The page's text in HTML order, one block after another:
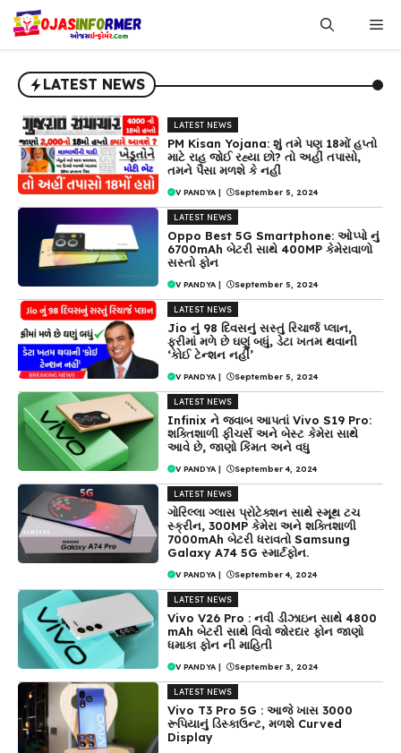
Skip
content
LATEST NEWS
LATEST NEWS
PM Kisan Yojana: શું તમે પણ 18મોં હપ્તો
માટે રાહ જોઈ રહ્યા છો? તો અહીં તપાસો,
તમને પૈસા મળશે કે નહીં
V PANDYA | September 5, 2024
LATEST NEWS
Oppo Best 5G Smartphone: ઓપ્પો નું
6700mAh બેટરી સાથે 400MP કેમેરાવાળો
સસ્તો ફોન
V PANDYA | September 5, 2024
LATEST NEWS
Jio નું 98 દિવસનું સસ્તું રિચાર્જ પ્લાન,
ફ્રીમાં મળે છે ઘણું બધું, ડેટા ખતમ થવાની
‘કોઈ ટેન્શન નહીં’
V PANDYA | September 5, 2024
LATEST NEWS
Infinix ને જવાબ આપતાં Vivo S19 Pro:
શક્તિશાળી ફીચર્સ અને બેસ્ટ કેમેરા સાથે
આવે છે, જાણો કિંમત અને વધુ
V PANDYA | September 4, 2024
LATEST NEWS
ગોરિલ્લા ગ્લાસ પ્રોટેક્શન સાથે સ્મૂથ ટચ
સ્ક્રીન, 300MP કેમેરા અને શક્તિશાળી
7000mAh બેટરી ધરાવતો Samsung
Galaxy A74 5G સ્માર્ટફોન.
V PANDYA | September 4, 2024
LATEST NEWS
Vivo V26 Pro : નવી ડીઝાઇન સાથે 4800
mAh બેટરી સાથે વિવો જોરદાર ફોન જાણો
ધમાકા ફોન ની માહિતી
V PANDYA | September 3, 2024
LATEST NEWS
Vivo T3 Pro 5G : આજે ખાસ 3000
રૂપિયાનું ડિસ્કાઉન્ટ, મળશે Curved
Display